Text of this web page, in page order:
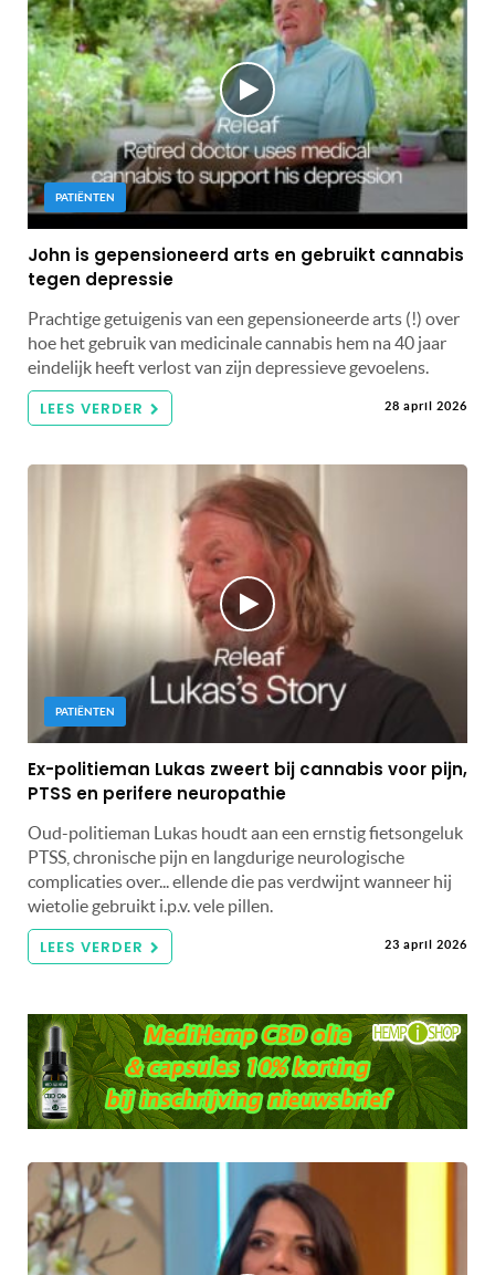
PATIËNTEN
John is gepensioneerd arts en gebruikt cannabis
tegen depressie
Prachtige getuigenis van een gepensioneerde arts (!) over
hoe het gebruik van medicinale cannabis hem na 40 jaar
eindelijk heeft verlost van zijn depressieve gevoelens.
LEES VERDER 28 april 2026
PATIËNTEN
Ex-politieman Lukas zweert bij cannabis voor pijn,
PTSS en perifere neuropathie
Oud-politieman Lukas houdt aan een ernstig fietsongeluk
PTSS, chronische pijn en langdurige neurologische
complicaties over... ellende die pas verdwijnt wanneer hij
wietolie gebruikt i.p.v. vele pillen.
LEES VERDER 23 april 2026